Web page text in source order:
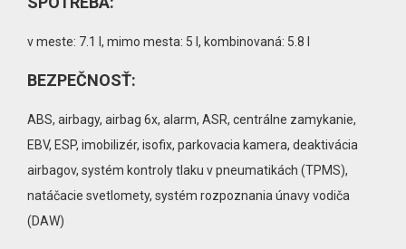
v meste: 7.1 l, mimo mesta: 5 l, kombinovaná: 5.8 l
BEZPEČNOSŤ:
ABS, airbagy, airbag 6x, alarm, ASR, centrálne zamykanie,
EBV, ESP, imobilizér, isofix, parkovacia kamera, deaktivácia
airbagov, systém kontroly tlaku v pneumatikách (TPMS),
natáčacie svetlomety, systém rozpoznania únavy vodiča
(DAW)